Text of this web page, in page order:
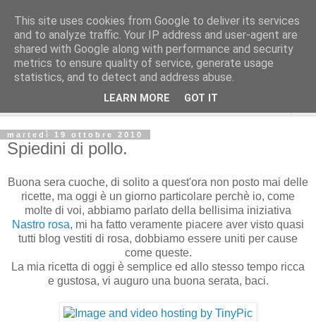
martedì 19 ottobre 2010
Spiedini di pollo.
Buona sera cuoche, di solito a quest'ora non posto mai delle
ricette, ma oggi è un giorno particolare perchè io, come
molte di voi, abbiamo parlato della bellisima iniziativa
Nastro rosa, mi ha fatto veramente piacere aver visto quasi
tutti blog vestiti di rosa, dobbiamo essere uniti per cause
come queste.
La mia ricetta di oggi è semplice ed allo stesso tempo ricca
e gustosa, vi auguro una buona serata, baci.
This site uses cookies from Google to deliver its services
and to analyze traffic. Your IP address and user-agent are
shared with Google along with performance and security
metrics to ensure quality of service, generate usage
statistics, and to detect and address abuse.
LEARN MORE GOT IT